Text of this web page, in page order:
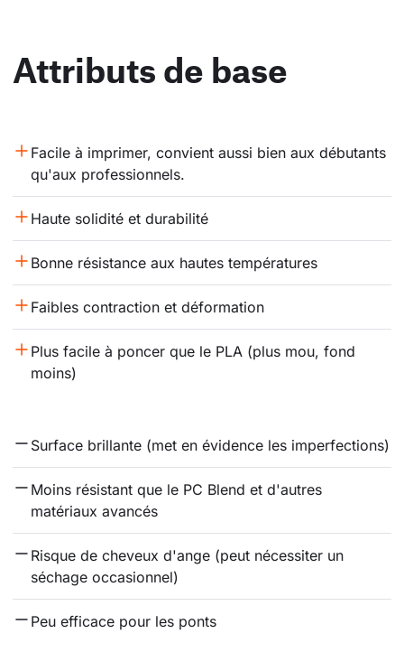
Attributs de base
Facile à imprimer, convient aussi bien aux débutants
qu'aux professionnels.
Haute solidité et durabilité
Bonne résistance aux hautes températures
Faibles contraction et déformation
Plus facile à poncer que le PLA (plus mou, fond
moins)
Surface brillante (met en évidence les imperfections)
Moins résistant que le PC Blend et d'autres
matériaux avancés
Risque de cheveux d'ange (peut nécessiter un
séchage occasionnel)
Peu efficace pour les ponts